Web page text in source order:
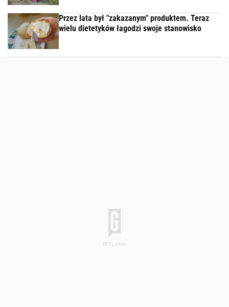
Przez lata był "zakazanym" produktem. Teraz
wielu dietetyków łagodzi swoje stanowisko